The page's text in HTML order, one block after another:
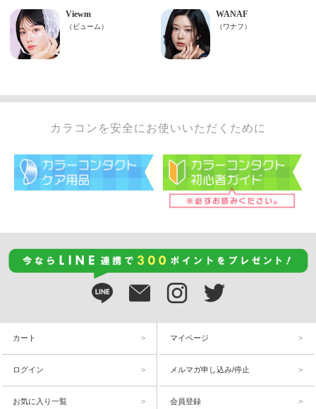
カラコンを安全にお使いいただくために
カート マイページ
ログイン メルマガ申し込み/停止
お気に入り一覧 会員登録